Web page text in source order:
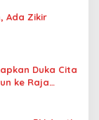
Ada Zikir
Duka Cita
ke Raja